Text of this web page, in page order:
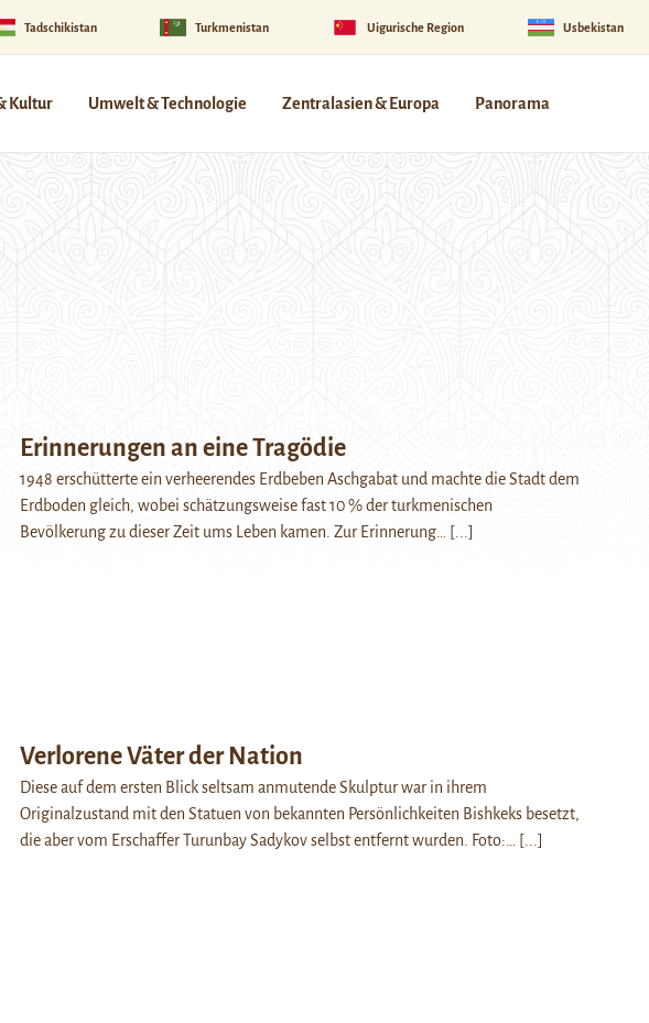
Tadschikistan Turkmenistan Uigurische Region Usbekistan
Kultur Umwelt & Technologie Zentralasien & Europa Panorama
Erinnerungen an eine Tragödie
1948 erschütterte ein verheerendes Erdbeben Aschgabat und machte die Stadt dem
Erdboden gleich, wobei schätzungsweise fast 10 % der turkmenischen
Bevölkerung zu dieser Zeit ums Leben kamen. Zur Erinnerung…
[...]
Verlorene Väter der Nation
Diese auf dem ersten Blick seltsam anmutende Skulptur war in ihrem
Originalzustand mit den Statuen von bekannten Persönlichkeiten Bishkeks besetzt,
die aber vom Erschaffer Turunbay Sadykov selbst entfernt wurden. Foto:…
[...]